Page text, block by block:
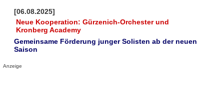
[06.08.2025]
Neue Kooperation: Gürzenich-Orchester und
Kronberg Academy
Gemeinsame Förderung junger Solisten ab der neuen
Saison
Anzeige